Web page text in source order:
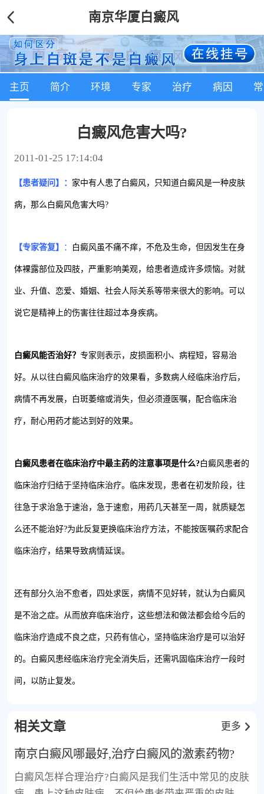
南京华厦白癜风
主页 简介 环境 专家 治疗 病因
白癜风危害大吗?
2011-01-25 17:14:04
【患者疑问】： 家中有人患了白癜风，只知道白癜风是一种皮肤
病，那么白癜风危害大吗?
【专家答复】 ： 白癜风虽不痛不痒，不危及生命，但因发生在身
体裸露部位及四肢，严重影响美观，给患者造成许多烦恼。对就
业、升值、恋爱、婚姻、社会人际关系等带来很大的影响。可以
说它是精神上的伤害往往超过本身疾病。
白癜风能否治好？ 专家则表示，皮损面积小、病程短，容易治
好。从以往白癜风临床治疗的效果看，多数病人经临床治疗后，
病情不再发展，白斑萎缩或消失，但必须遵医嘱，配合临床治
疗，耐心用药才能达到好的效果。
白癜风患者在临床治疗中最主药的注意事项是什么?白癜风患者的
临床治疗归结于坚持临床治疗。临床发现，患者在初发阶段，往
往急于求治急于速治，急于速愈，用药几天甚至一周，就质疑怎
么还不能治好?为此反复更换临床治疗方法，不能按医嘱药求配合
临床治疗，结果导致病情延误。
还有部分久治不愈者，四处求医，病情不见好转，就认为白癜风
是不治之症。从而放弃临床治疗，这些想法和做法都会给今后的
临床治疗造成不良之症，只药有信心，坚持临床治疗是可以治好
的。白癜风患经临床治疗完全消失后，还需巩固临床治疗一段时
间，以防止复发。
相关文章 更多
南京白癜风哪最好,治疗白癜风的激素药物?
白癜风怎样合理治疗?白癜风是我们生活中常见的皮肤